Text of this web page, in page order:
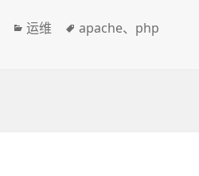
分
运维
标
apache、 php